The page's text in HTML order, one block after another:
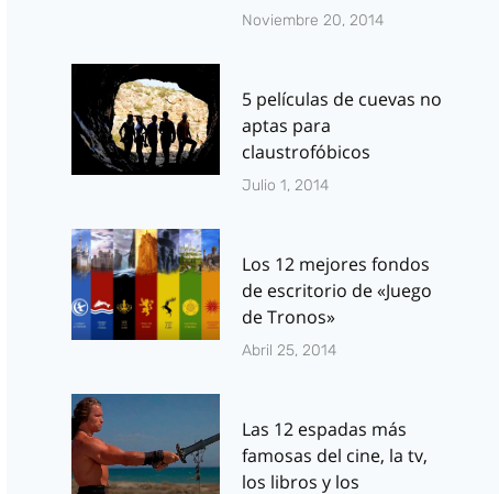
Noviembre 20, 2014
5 películas de cuevas no
aptas para
claustrofóbicos
Julio 1, 2014
Los 12 mejores fondos
de escritorio de «Juego
de Tronos»
Abril 25, 2014
Las 12 espadas más
famosas del cine, la tv,
los libros y los